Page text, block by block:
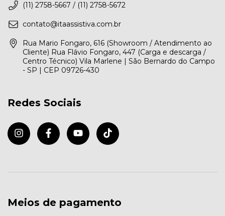
(11) 2758-5667 / (11) 2758-5672
contato@itaassistiva.com.br
Rua Mario Fongaro, 616 (Showroom / Atendimento ao
Cliente) Rua Flávio Fongaro, 447 (Carga e descarga /
Centro Técnico) Vila Marlene | São Bernardo do Campo
- SP | CEP 09726-430
Redes Sociais
Meios de pagamento